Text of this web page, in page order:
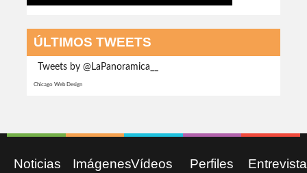
ÚLTIMOS TWEETS
Tweets by @LaPanoramica__
Chicago Web Design
Noticias ImágenesVídeos Perfiles